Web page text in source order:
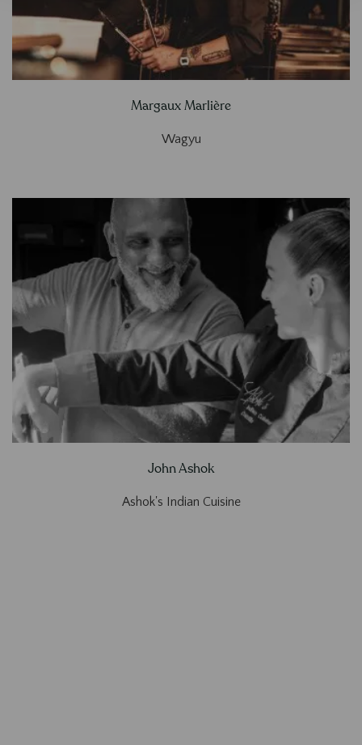
Margaux Marlière
Wagyu
John Ashok
Ashok's Indian Cuisine